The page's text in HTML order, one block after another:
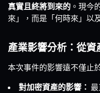
真實且終將到來的 。現今
來」，而是「何時來」以
產業影響分析：從
本次事件的影響遠不僅止
對加密資產的影響：